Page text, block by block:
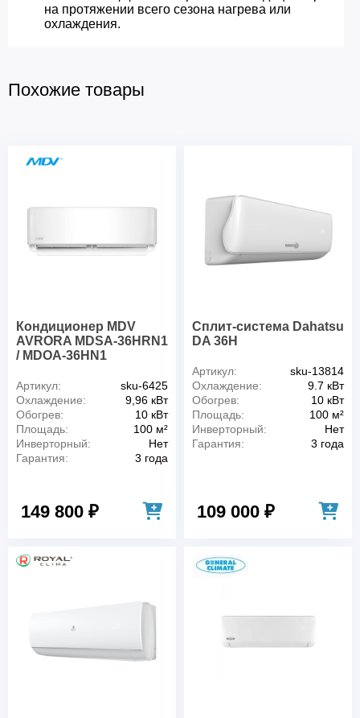
на протяжении всего сезона нагрева или
охлаждения.
Похожие товары
Кондиционер MDV
AVRORA MDSA-36HRN1
/ MDOA-36HN1
Артикул:
sku-6425
Охлаждение:
9,96 кВт
Обогрев:
10 кВт
Площадь:
100 м²
Инверторный:
Нет
Гарантия:
3 года
149 800 ₽
Сплит-система Dahatsu
DA 36H
Артикул:
sku-13814
Охлаждение:
9.7 кВт
Обогрев:
10 кВт
Площадь:
100 м²
Инверторный:
Нет
Гарантия:
3 года
109 000 ₽